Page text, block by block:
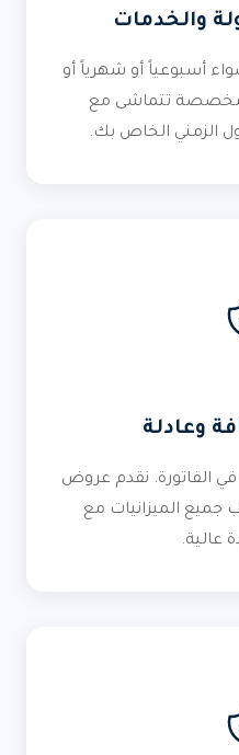
والخدمات
أسبوعياً أو شهرياً أو
مخصصة تتماشى مع
الزمني الخاص بك.
وعادلة
الفاتورة. نقدم عروض
الميزانيات مع
عالية.